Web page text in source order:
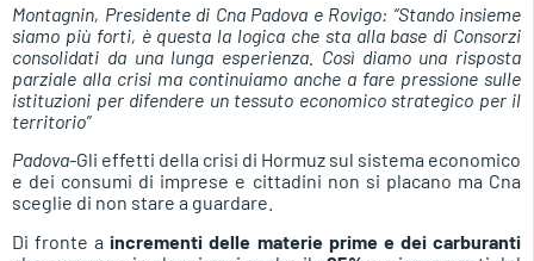
Montagnin, Presidente di Cna Padova e Rovigo: “Stando insieme
siamo più forti, è questa la logica che sta alla base di Consorzi
consolidati da una lunga esperienza. Così diamo una risposta
parziale alla crisi ma continuiamo anche a fare pressione sulle
istituzioni per difendere un tessuto economico strategico per il
territorio”
Padova-Gli effetti della crisi di Hormuz sul sistema economico
e dei consumi di imprese e cittadini non si placano ma Cna
sceglie di non stare a guardare.
Di fronte aincrementi delle materie prime e dei carburanti